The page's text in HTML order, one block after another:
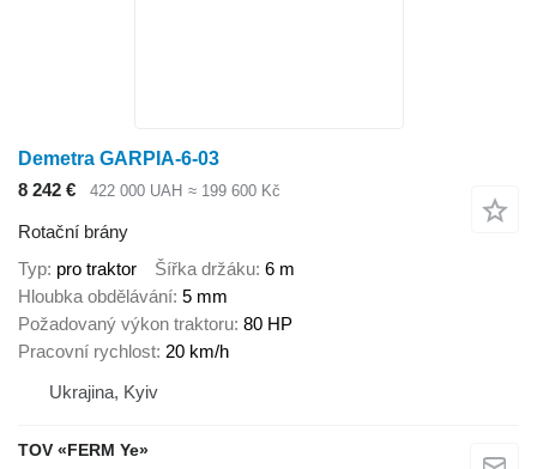
Demetra GARPIA-6-03
8 242 €
422 000 UAH ≈ 199 600 Kč
Rotační brány
Typ pro traktor Šířka držáku 6 m
Hloubka obdělávání 5 mm
Požadovaný výkon traktoru 80 HP
Pracovní rychlost 20 km/h
Ukrajina, Kyiv
TOV «FERM Ye»